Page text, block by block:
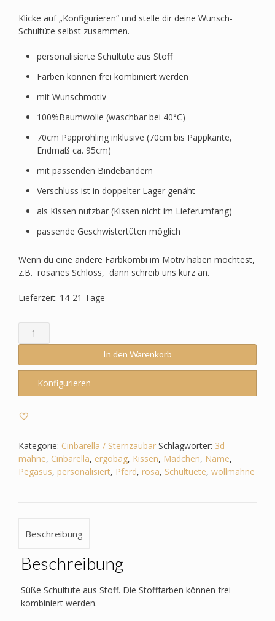
Klicke auf „Konfigurieren“ und stelle dir deine Wunsch-
Schultüte selbst zusammen.
personalisierte Schultüte aus Stoff
Farben können frei kombiniert werden
mit Wunschmotiv
100%Baumwolle (waschbar bei 40°C)
70cm Papprohling inklusive (70cm bis Pappkante,
Endmaß ca. 95cm)
mit passenden Bindebändern
Verschluss ist in doppelter Lager genäht
als Kissen nutzbar (Kissen nicht im Lieferumfang)
passende Geschwistertüten möglich
Wenn du eine andere Farbkombi im Motiv haben möchtest,
z.B. rosanes Schloss, dann schreib uns kurz an.
Lieferzeit: 14-21 Tage
Schultüte
passend
Ergobag
Cinbärella,
–
3D
Mähne,Wollmähne_Pegasus
Menge
In den Warenkorb
Konfigurieren
Kategorie: Cinbärella / Sternzaubär Schlagwörter: 3d
mähne, Cinbärella, ergobag, Kissen, Mädchen, Name,
Pegasus, personalisiert, Pferd, rosa, Schultuete, wollmähne
Beschreibung
Beschreibung
Süße Schultüte aus Stoff. Die Stofffarben können frei
kombiniert werden.